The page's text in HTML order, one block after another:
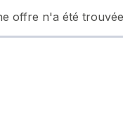
offre n'a été